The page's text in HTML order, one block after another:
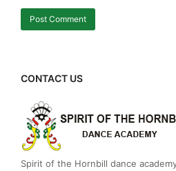
CONTACT US
Spirit of the Hornbill dance